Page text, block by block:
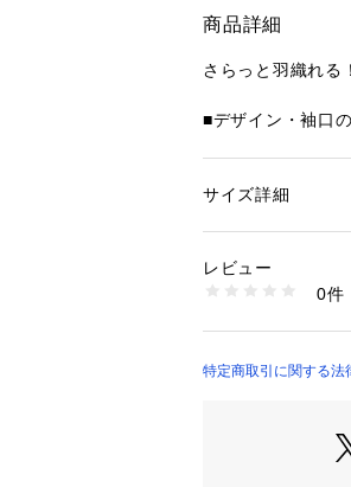
商品詳細
さらっと羽織れる
■デザイン・袖口
しました。・身頃
した。・同素材の
ップとしても、
■素材・ポリエス
沢感を出してい
性別：レディース
生産国：中国
洗濯：【本体のみ
ニング（石油系）可
い
サイズ詳細
レビュー
0件
特定商取引に関する法